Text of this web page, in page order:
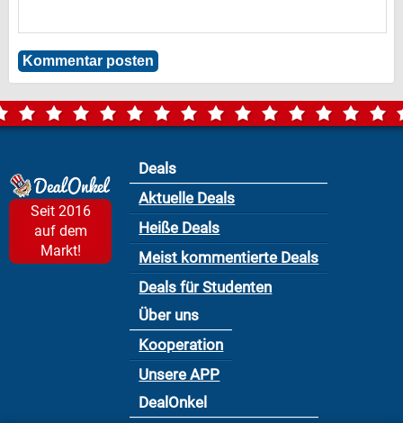
Seit 2016
auf dem
Markt!
Deals
Aktuelle Deals
Heiße Deals
Meist kommentierte Deals
Deals für Studenten
Über uns
Kooperation
Unsere APP
DealOnkel